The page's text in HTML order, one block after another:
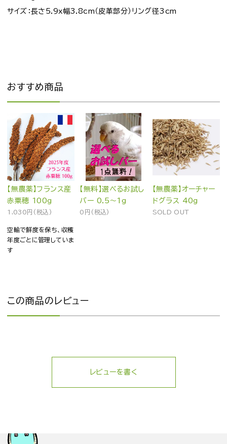
サイズ：長さ5.9x幅3.8cm（皮革部分）リング径3cm
おすすめ商品
【無農薬】フランス産
赤粟穂 100g
1,030円(税込)
空輸で鮮度を保ち、収穫
年度ごとに管理していま
す
【無料】選べるお試し
バー 0.5～1g
0円(税込)
【無農薬】オーチャー
ドグラス 40g
SOLD OUT
この商品のレビュー
レビューを書く